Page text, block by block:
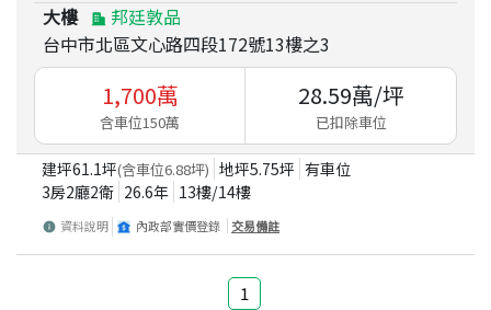
大樓
邦廷敦品
台中市北區文心路四段172號13樓之3
1,700萬
含車位150萬
28.59萬/坪
已扣除車位
建坪61.1坪(含車位6.88坪) 地坪5.75坪 有車位
3房2廳2衛 26.6年 13樓/14樓
資料說明 內政部實價登錄 交易備註
1